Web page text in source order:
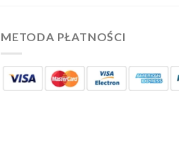
METODA PŁATNOŚCI